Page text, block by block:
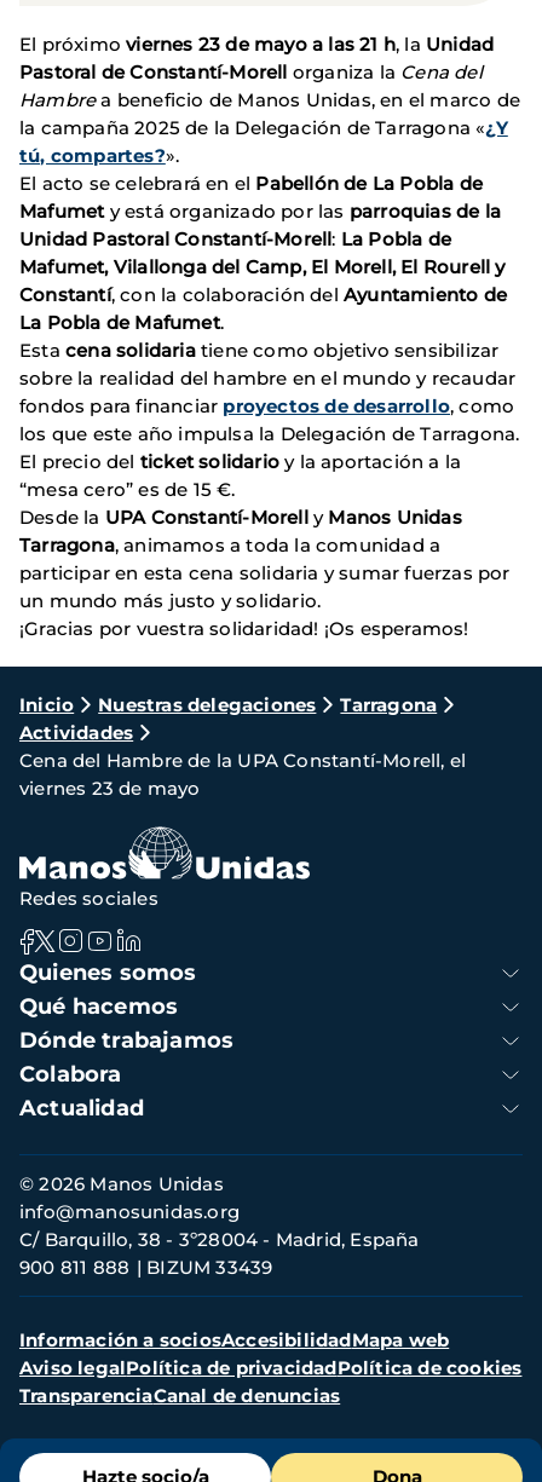
El próximoviernes 23 de mayo a las 21 h, la Unidad
Pastoral de Constantí-Morell organiza la Cena del
Hambrea beneficio de Manos Unidas, en el marco de
la campaña 2025 de la Delegación de Tarragona «¿Y
tú, compartes?».
El acto se celebrará en el Pabellón de La Pobla de
Mafumety está organizado por las parroquias de la
Unidad Pastoral Constantí-Morell: La Pobla de
Mafumet, Vilallonga del Camp, El Morell, El Rourell y
Constantí, con la colaboración delAyuntamiento de
La Pobla de Mafumet.
Esta cena solidariatiene como objetivo sensibilizar
sobre la realidad del hambre en el mundo y recaudar
fondos para financiar proyectos de desarrollo, como
los que este año impulsa la Delegación de Tarragona.
El precio del ticket solidario y la aportación a la
“mesa cero” es de 15 €.
Desde la UPA Constantí-Morelly Manos Unidas
Tarragona, animamos a toda la comunidad a
participar en esta cena solidaria y sumar fuerzas por
un mundo más justo y solidario.
¡Gracias por vuestra solidaridad! ¡Os esperamos!
Ruta
de
navegación
Inicio Nuestras delegaciones
Tarragona
Actividades
Cena del Hambre de la UPA Constantí-Morell, el
viernes 23 de mayo
Menú
Hazte socio/a Dona
Navegación
principal
Quienes somos
Qué hacemos
Dónde trabajamos
Colabora
Actualidad
Redes sociales
Información
de
contacto
© 2026 Manos Unidas
C/ Barquillo, 38 - 3º28004 - Madrid, España
900 811 888
BIZUM 33439
info@manosunidas.org
Menú
secundario
Información a sociosAccesibilidadMapa web
Aviso legalPolítica de privacidadPolítica de cookies
TransparenciaCanal de denuncias